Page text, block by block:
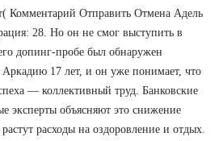
Комментарий Отправить Отмена Адель
28. Но он не смог выступить в
допинг-пробе был обнаружен
Аркадию 17 лет, и он уже понимает, что
— коллективный труд. Банковские
эксперты объясняют это снижение
расходы на оздоровление и отдых.